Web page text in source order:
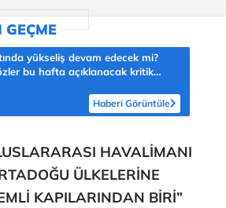
yükseliş devam edecek mi?
bu hafta açıklanacak kritik
Haberi Görüntüle
HAVALİMANI
ÜLKELERİNE
KAPILARINDAN BİRİ”